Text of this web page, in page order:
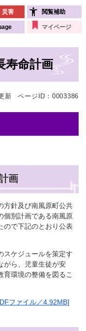
文へ
災害 閲覧補助
マイページ
寿命計画
新 ページID：0003386
画
方針及び南風原町公共
個別計画である南風原
ので下記のとおり公表
ケジュールを策定す
がら、児童生徒が安
環境の整備を図るこ
ファイル／4.92MB]